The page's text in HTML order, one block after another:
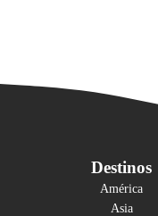
Destinos
América
Asia